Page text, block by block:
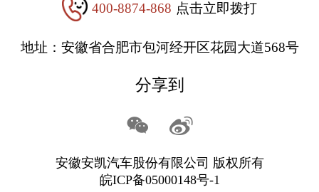
400-8874-868 点击立即拨打
地址：安徽省合肥市包河经开区花园大道568号
分享到
安徽安凯汽车股份有限公司 版权所有
皖ICP备05000148号-1